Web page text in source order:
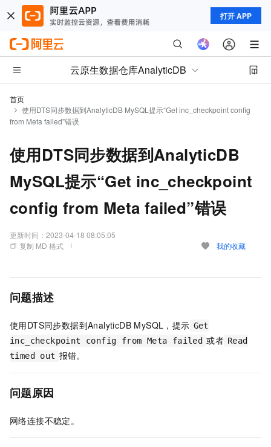
打开 APP
云原生数据仓库AnalyticDB
首页
使用DTS同步数据到AnalyticDB MySQL提示“Get inc_checkpoint config
from Meta failed”错误
使用DTS同步数据到AnalyticDB
MySQL提示“Get inc_checkpoint
config from Meta failed”错误
更新时间： 2023-04-18 08:05:05
复制 MD 格式
我的收藏
问题描述
使用DTS同步数据到AnalyticDB MySQL，提示 Get
inc_checkpoint config from Meta failed 或者 Read
timed out 报错。
问题原因
网络连接不稳定。